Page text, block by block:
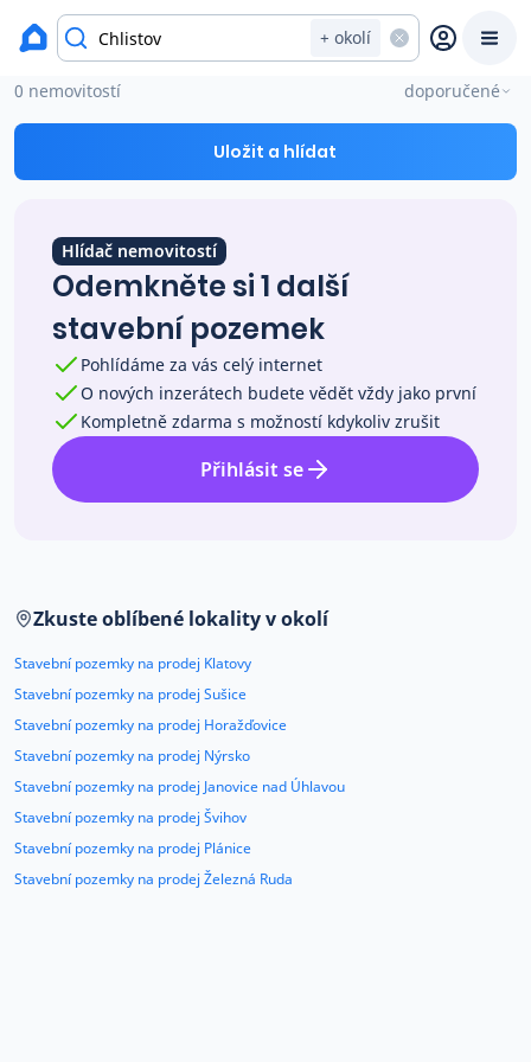
+ okolí
Chytrý odhad ceny
Ceny prodaných nemovitostí
Okamžitý výkup
Přehled realitních makléřů
O nás
Kariéra
Kontakt
okres Klatovy
Stavební pozemky na prodej Chlistov
0 nemovitostí doporučené
Uložit a hlídat
Hlídač nemovitostí
Odemkněte si 1 další
stavební pozemek
Pohlídáme za vás celý internet
O nových inzerátech budete vědět vždy jako první
Kompletně zdarma s možností kdykoliv zrušit
Přihlásit se
Zkuste oblíbené lokality v okolí
Stavební pozemky na prodej Klatovy
Stavební pozemky na prodej Sušice
Stavební pozemky na prodej Horažďovice
Stavební pozemky na prodej Nýrsko
Stavební pozemky na prodej Janovice nad Úhlavou
Stavební pozemky na prodej Švihov
Stavební pozemky na prodej Plánice
Stavební pozemky na prodej Železná Ruda
Výměra